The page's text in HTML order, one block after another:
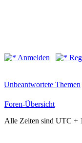
Anmelden
Unbeantwortete Themen
Foren-Übersicht
Alle Zeiten sind UTC +